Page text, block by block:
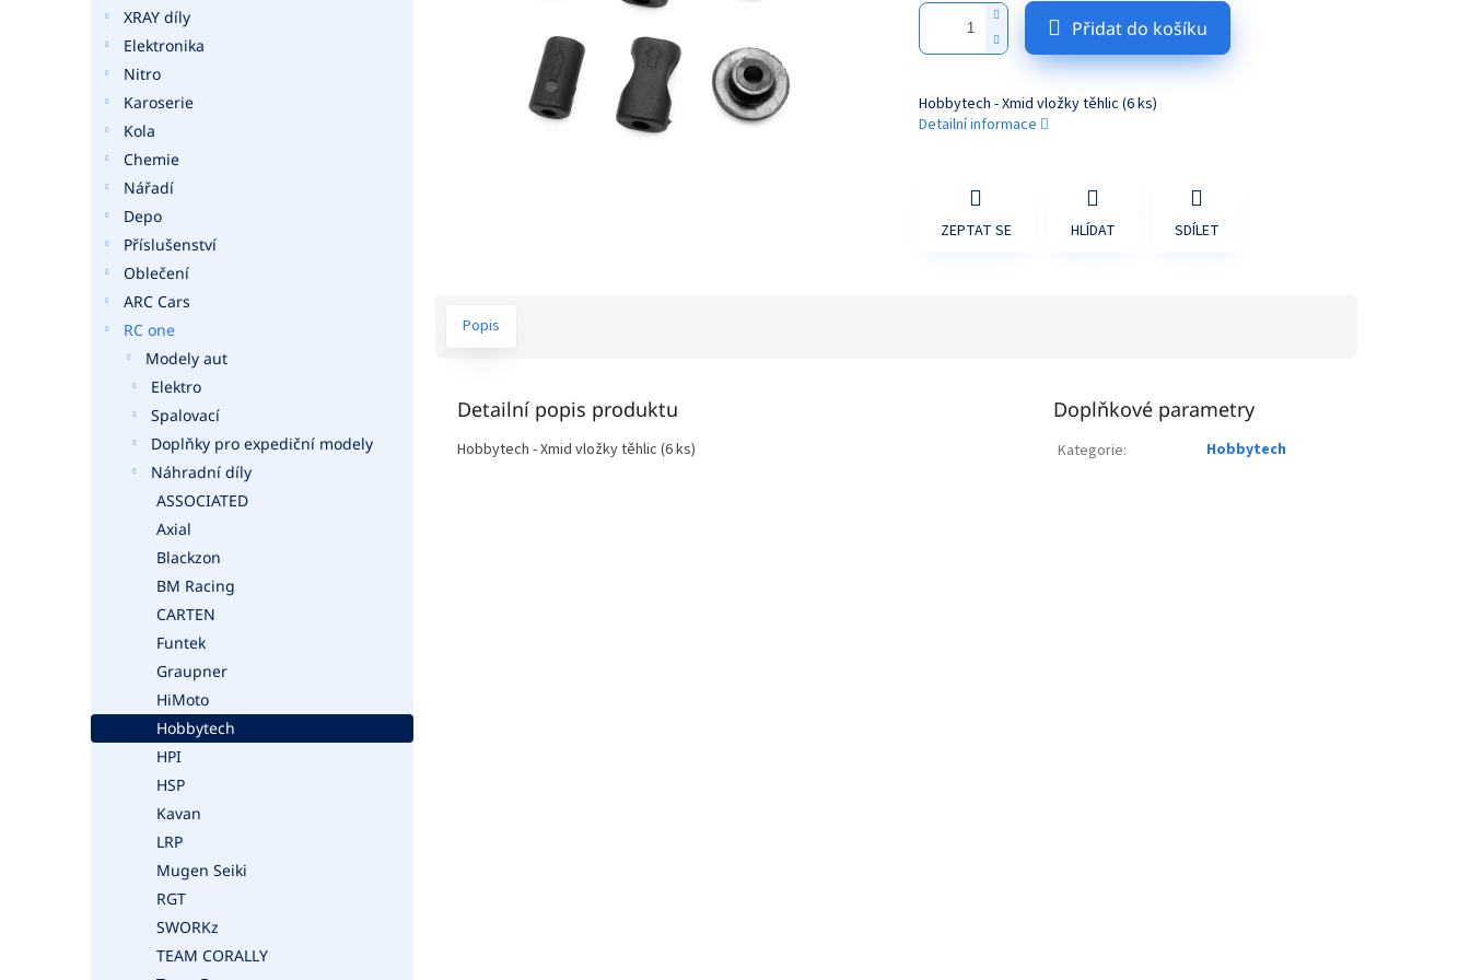
XRAY díly
Elektronika
Nitro
Karoserie
Kola
Chemie
Nářadí
Depo
Příslušenství
Oblečení
ARC Cars
RC one
Modely aut
Elektro
Spalovací
Doplňky pro expediční modely
Náhradní díly
ASSOCIATED
Axial
Blackzon
BM Racing
CARTEN
Funtek
Graupner
HiMoto
Hobbytech
HPI
HSP
Kavan
LRP
Mugen Seiki
RGT
SWORKz
TEAM CORALLY
Přidat do košíku
Hobbytech - Xmid vložky těhlic (6 ks)
Detailní informace
ZEPTAT SE HLÍDAT SDÍLET
Popis
Detailní popis produktu
Hobbytech - Xmid vložky těhlic (6 ks)
Doplňkové parametry
Kategorie: Hobbytech